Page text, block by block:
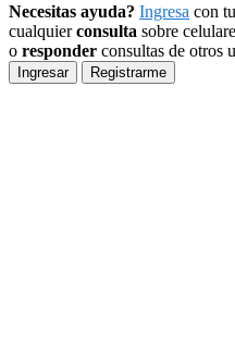
Necesitas ayuda? Ingresa con
cualquierconsulta sobre
o responder consultas de otros
Ingresar Registrarme